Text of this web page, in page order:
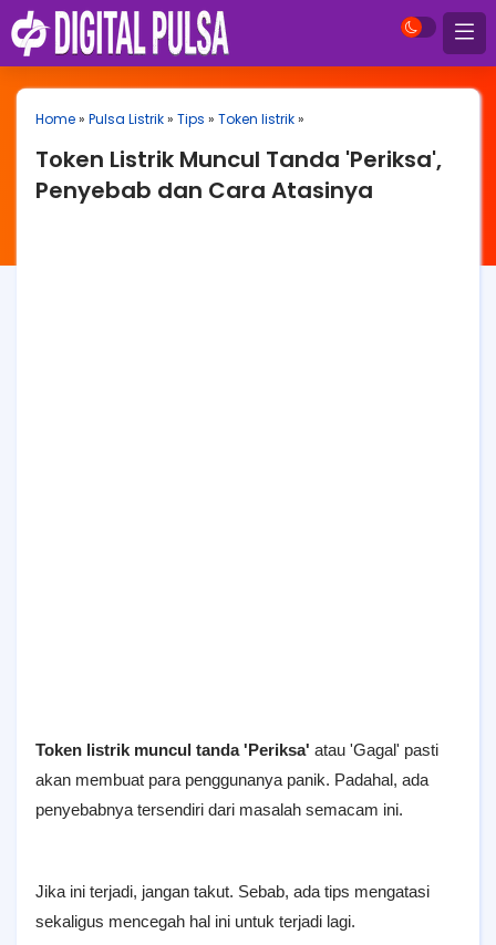
Home» Pulsa Listrik» Tips » Token listrik»
Token Listrik Muncul Tanda 'Periksa',
Penyebab dan Cara Atasinya
Token listrik muncul tanda 'Periksa' atau 'Gagal' pasti
akan membuat para penggunanya panik. Padahal, ada
penyebabnya tersendiri dari masalah semacam ini.
Jika ini terjadi, jangan takut. Sebab, ada tips mengatasi
sekaligus mencegah hal ini untuk terjadi lagi.